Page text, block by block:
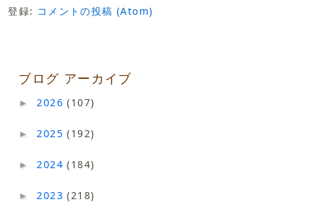
登録: コメントの投稿 (Atom)
ブログ アーカイブ
► 2026(107)
► 2025(192)
► 2024(184)
► 2023(218)